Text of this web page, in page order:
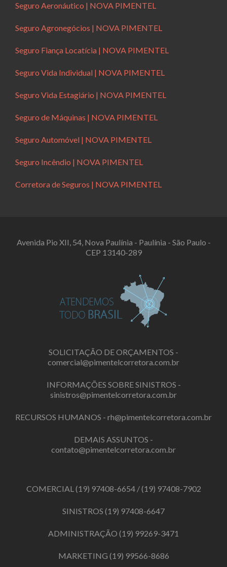
Seguro Aeronáutico | NOVA PIMENTEL
Seguro Agronegócios | NOVA PIMENTEL
Seguro Fiança Locatícia | NOVA PIMENTEL
Seguro Vida Individual | NOVA PIMENTEL
Seguro Vida Estagiário | NOVA PIMENTEL
Seguro de Máquinas | NOVA PIMENTEL
Seguro Automóvel | NOVA PIMENTEL
Seguro Incêndio | NOVA PIMENTEL
Corretora de Seguros | NOVA PIMENTEL
Avenida Pio XII, 54, Nova Paulínia - Paulínia - São Paulo -
CEP 13140-289
SOLICITAÇÃO DE ORÇAMENTOS -
comercial@pimentelcorretora.com.br
INFORMAÇÕES SOBRE SINISTROS -
sinistros@pimentelcorretora.com.br
RECURSOS HUMANOS - rh@pimentelcorretora.com.br
DEMAIS ASSUNTOS -
contato@pimentelcorretora.com.br
COMERCIAL(19) 97408-6654/(19) 97408-7902
SINISTROS (19) 97408-6647
ADMINISTRAÇÃO (19) 99269-3471
MARKETING (19) 99566-8686